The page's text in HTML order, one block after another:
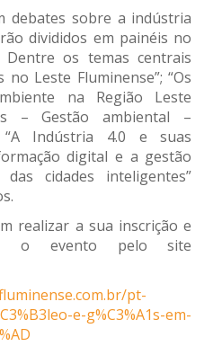
debates sobre a indústria
divididos em painéis no
Dentre os temas centrais
Leste Fluminense”; “Os
na Região Leste
– Gestão ambiental –
Indústria 4.0 e suas
digital e a gestão
cidades inteligentes”
realizar a sua inscrição e
o evento pelo site
pt-
e-g%C3%A1s-em-